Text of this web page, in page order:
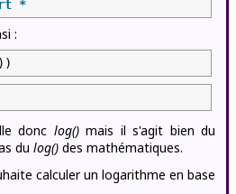
*
:
))
donc log()mais il s'agit bien du
du log() des mathématiques.
calculer un logarithme en base